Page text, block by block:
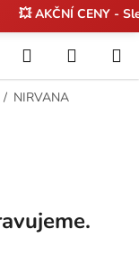
💥 AKČNÍ CENY -
Hledat
KOŠÍK
/ NIRVANA